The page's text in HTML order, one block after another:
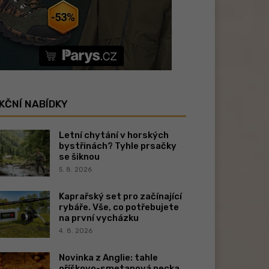
NABÍDKY
Letní chytání v horských
bystřinách? Tyhle prsačky
se šiknou
5. 8. 2026
Kaprařský set pro začínající
rybáře. Vše, co potřebujete
na první vycházku
4. 8. 2026
Novinka z Anglie: tahle